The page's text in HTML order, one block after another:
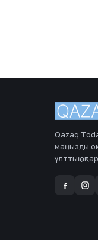
Qazaq
маңызды
ұлттық